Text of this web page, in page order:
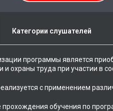
Категории слушателей
программы является
и охраны труда при участии в
с применением
прохождения обучения по